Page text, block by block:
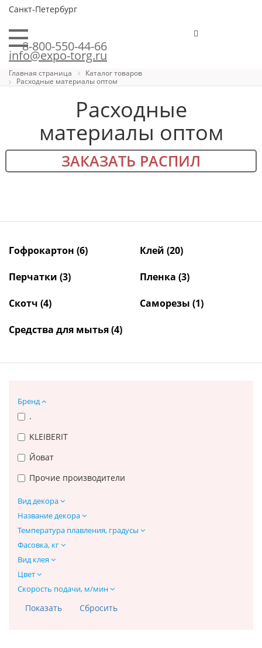
Санкт-Петербург
8-800-550-44-66
info@expo-torg.ru
Главная страница
Каталог товаров
Расходные материалы оптом
Расходные
материалы оптом
ЗАКАЗАТЬ РАСПИЛ
Гофрокартон (6) Клей (20)
Перчатки (3) Пленка (3)
Скотч (4) Саморезы (1)
Средства для мытья(4)
Бренд
.
KLEIBERIT
Йоват
Прочие производители
Вид декора
Название декора
Температура плавления, градусы
Фасовка, кг
Вид клея
Цвет
Скорость подачи, м/мин